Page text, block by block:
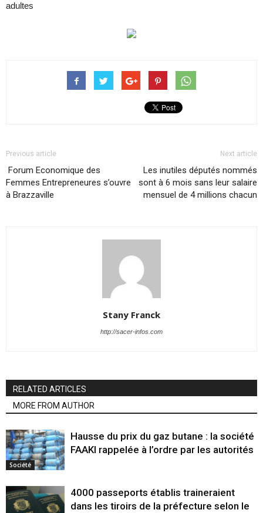
adultes
Previous article
Forum Economique des
Femmes Entrepreneures s’ouvre
à Brazzaville
Next article
Les inutiles députés nommés
sont à 6 mois sans leur salaire
mensuel de 4 millions chacun
Stany Franck
http://sacer-infos.com
RELATED ARTICLES
MORE FROM AUTHOR
Société
Hausse du prix du gaz butane : la société
FAAKI rappelée à l’ordre par les autorités
4000 passeports établis traineraient
dans les tiroirs de la préfecture selon le